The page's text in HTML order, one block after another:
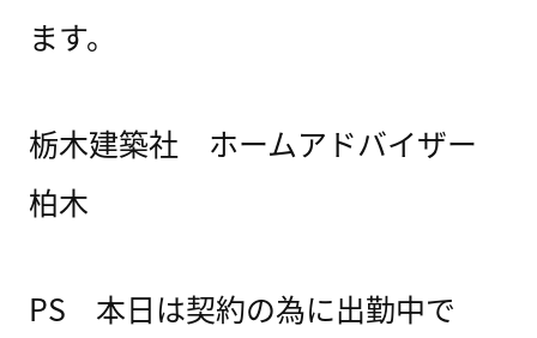
ます。
栃木建築社 ホームアドバイザー
柏木
PS 本日は契約の為に出勤中で